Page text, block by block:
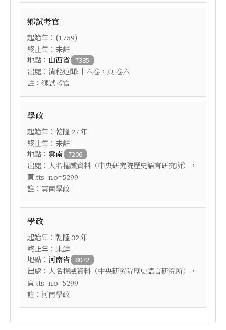
鄉試考官
起始年：(1759)
終止年：未詳
地點： 山西省 7385
出處： 清秘述聞:十六卷 ，頁 卷六
註： 鄉試考官
學政
起始年： 乾隆 27 年
終止年：未詳
地點： 雲南 7206
出處： 人名權威資料（中央研究院歷史語言研究所）
，
頁 tts_no=5299
註： 雲南學政
學政
起始年： 乾隆 32 年
終止年：未詳
地點： 河南省 8072
出處： 人名權威資料（中央研究院歷史語言研究所）
，
頁 tts_no=5299
註： 河南學政